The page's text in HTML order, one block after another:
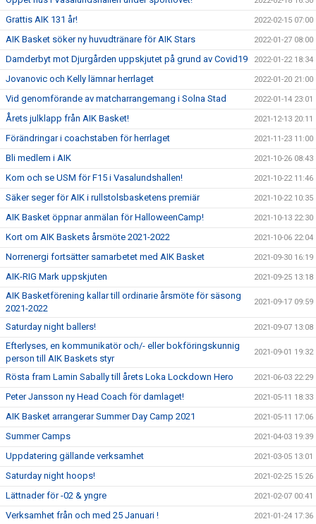
Grattis AIK 131 år! 2022-02-15 07:00
AIK Basket söker ny huvudtränare för AIK Stars 2022-01-27 08:00
Damderbyt mot Djurgården uppskjutet på grund av Covid19 2022-01-22 18:34
Jovanovic och Kelly lämnar herrlaget 2022-01-20 21:00
Vid genomförande av matcharrangemang i Solna Stad 2022-01-14 23:01
Årets julklapp från AIK Basket! 2021-12-13 20:11
Förändringar i coachstaben för herrlaget 2021-11-23 11:00
Bli medlem i AIK 2021-10-26 08:43
Kom och se USM för F15 i Vasalundshallen! 2021-10-22 11:46
Säker seger för AIK i rullstolsbasketens premiär 2021-10-22 10:35
AIK Basket öppnar anmälan för HalloweenCamp! 2021-10-13 22:30
Kort om AIK Baskets årsmöte 2021-2022 2021-10-06 22:04
Norrenergi fortsätter samarbetet med AIK Basket 2021-09-30 16:19
AIK-RIG Mark uppskjuten 2021-09-25 13:18
AIK Basketförening kallar till ordinarie årsmöte för säsong
2021-2022
2021-09-17 09:59
Saturday night ballers! 2021-09-07 13:08
Efterlyses, en kommunikatör och/- eller bokföringskunnig
person till AIK Baskets styr
2021-09-01 19:32
Rösta fram Lamin Sabally till årets Loka Lockdown Hero 2021-06-03 22:29
Peter Jansson ny Head Coach för damlaget! 2021-05-11 18:33
AIK Basket arrangerar Summer Day Camp 2021 2021-05-11 17:06
Summer Camps 2021-04-03 19:39
Uppdatering gällande verksamhet 2021-03-05 13:01
Saturday night hoops! 2021-02-25 15:26
Lättnader för -02 & yngre 2021-02-07 00:41
Verksamhet från och med 25 Januari ! 2021-01-24 17:36